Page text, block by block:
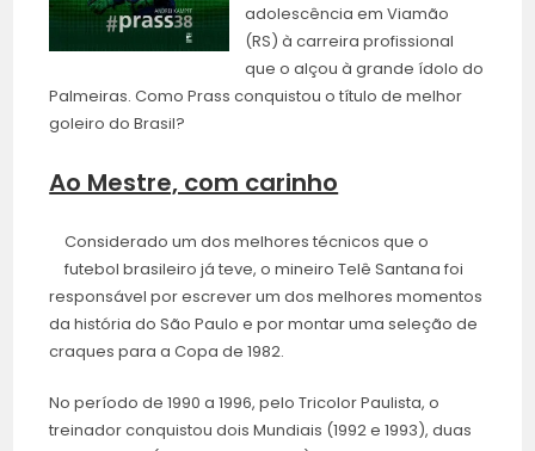
adolescência em Viamão
(RS) à carreira profissional
que o alçou à grande ídolo do
Palmeiras. Como Prass conquistou o título de melhor
goleiro do Brasil?
Ao Mestre, com carinho
Considerado um dos melhores técnicos que o
futebol brasileiro já teve, o mineiro Telê Santana foi
responsável por escrever um dos melhores momentos
da história do São Paulo e por montar uma seleção de
craques para a Copa de 1982.
No período de 1990 a 1996, pelo Tricolor Paulista, o
treinador conquistou dois Mundiais (1992 e 1993), duas